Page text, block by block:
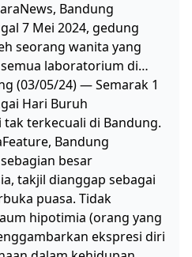
Bandung
7 Mei 2024, gedung
seorang wanita yang
laboratorium di…
(03/05/24) — Semarak 1
Hari Buruh
terkecuali di Bandung.
Bandung
besar
takjil dianggap sebagai
puasa. Tidak
hipotimia (orang yang
ekspresi diri